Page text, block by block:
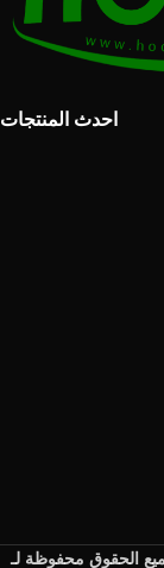
احدث المنتجات